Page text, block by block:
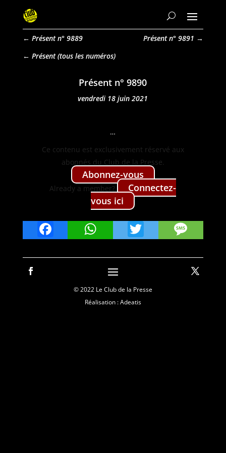
← Présent n° 9889 Présent n° 9891 →
Présent
Présent n° 9890
vendredi 18 juin 2021
…
Ce con­tenu est exclu­sive­ment réservé aux
abon­nés du Club de la Presse.
Abon­nez-vous
Already a mem­ber?
Con­nectez-
vous ici
FacebookWhatsApp
Twitter
© 2022 Le Club de la Presse
Réalisation : Adeatis